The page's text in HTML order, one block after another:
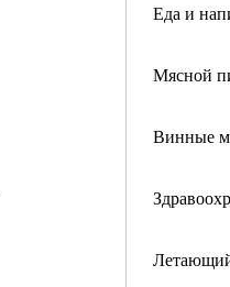
Еда и
Мясной
Винные